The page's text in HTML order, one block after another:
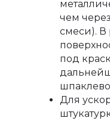
чем
смеси). В
под
Для